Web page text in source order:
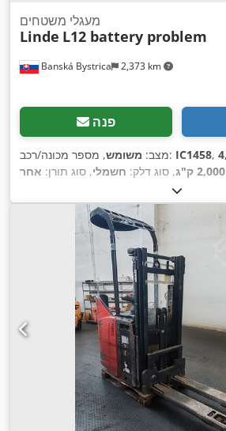
Banská Bystrica 2,373 km
מעגלי משטחים
Linde L12 battery problem
פנה
מצב: משומש , מספר מכונה/רכב: IC1458
2,000 ק"ג , סוג דלק: חשמלי, סוג תורן: אחר